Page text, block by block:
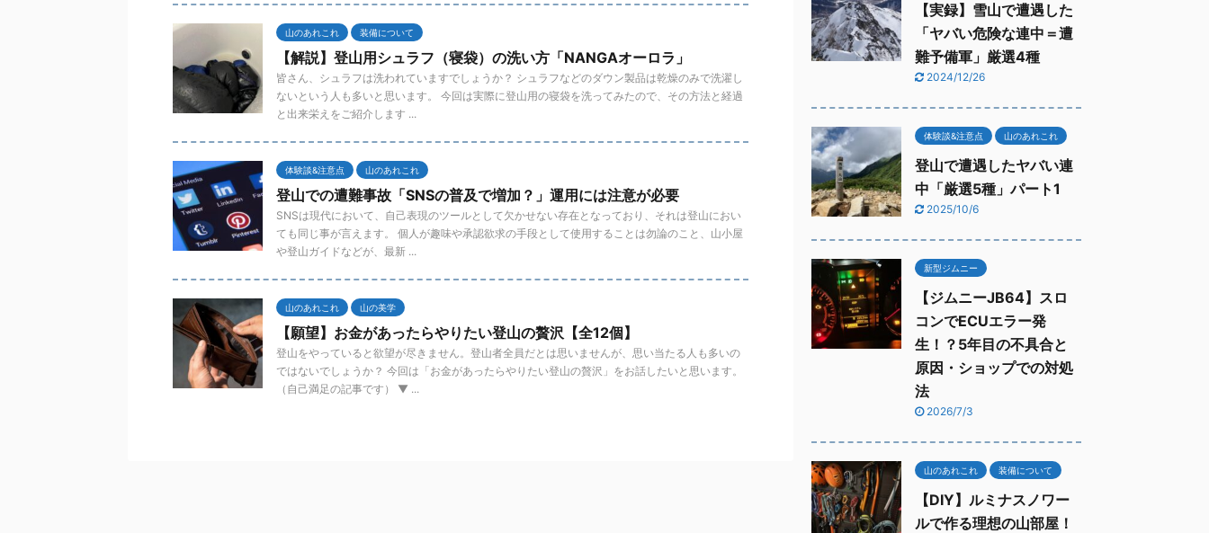
山のあれこれ 装備について
【解説】登山用シュラフ（寝袋）の洗い方「NANGAオーロラ」
皆さん、シュラフは洗われていますでしょうか？ シュラフなどのダウン製品は乾燥のみで洗濯し
ないという人も多いと思います。 今回は実際に登山用の寝袋を洗ってみたので、その方法と経過
と出来栄えをご紹介します ...
体験談&注意点 山のあれこれ
登山での遭難事故「SNSの普及で増加？」運用には注意が必要
SNSは現代において、自己表現のツールとして欠かせない存在となっており、それは登山におい
ても同じ事が言えます。 個人が趣味や承認欲求の手段として使用することは勿論のこと、山小屋
や登山ガイドなどが、最新 ...
山のあれこれ 山の美学
【願望】お金があったらやりたい登山の贅沢【全12個】
登山をやっていると欲望が尽きません。登山者全員だとは思いませんが、思い当たる人も多いの
ではないでしょうか？ 今回は「お金があったらやりたい登山の贅沢」をお話したいと思います。
（自己満足の記事です） ▼ ...
【実録】雪山で遭遇した
「ヤバい危険な連中＝遭
難予備軍」厳選4種
2024/12/26
体験談&注意点 山のあれこれ
登山で遭遇したヤバい連
中「厳選5種」パート1
2025/10/6
新型ジムニー
【ジムニーJB64】スロ
コンでECUエラー発
生！？5年目の不具合と
原因・ショップでの対処
法
2026/7/3
山のあれこれ 装備について
【DIY】ルミナスノワー
ルで作る理想の山部屋！